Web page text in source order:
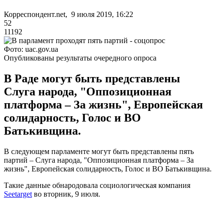
Корреспондент.net, 9 июля 2019, 16:22
52
11192
Фото: uac.gov.ua
Опубликованы результаты очередного опроса
В Раде могут быть представлены
Слуга народа, "Оппозиционная
платформа – За жизнь", Европейская
солидарность, Голос и ВО
Батькивщина.
В следующем парламенте могут быть представлены пять
партий – Слуга народа, "Оппозиционная платформа – За
жизнь", Европейская солидарность, Голос и ВО Батькивщина.
Такие данные обнародовала социологическая компания
Seetarget во вторник, 9 июля.